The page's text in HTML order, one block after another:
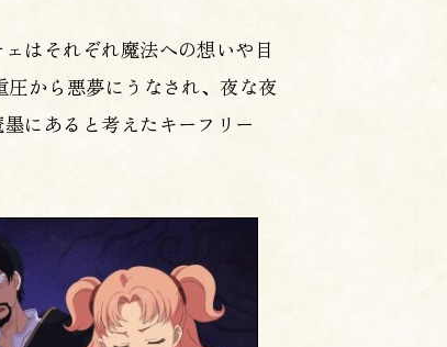
はそれぞれ魔法への想いや目
圧から悪夢にうなされ、夜な夜
にあると考えたキーフリー